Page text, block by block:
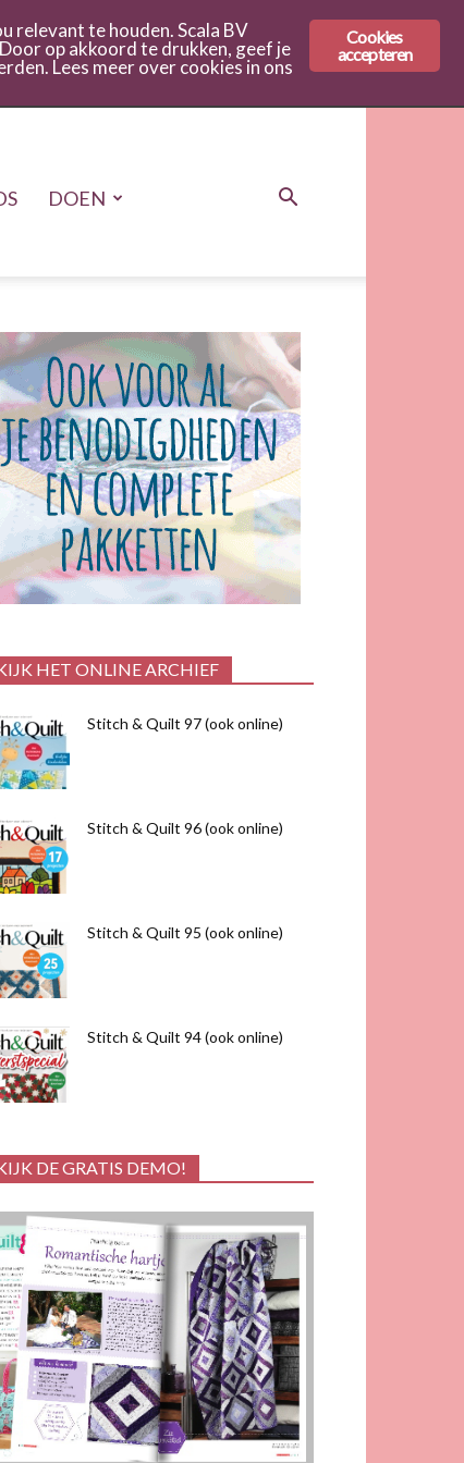
DOEN
HET ONLINE ARCHIEF
Stitch & Quilt 97 (ook online)
Stitch & Quilt 96 (ook online)
Stitch & Quilt 95 (ook online)
Stitch & Quilt 94 (ook online)
DE GRATIS DEMO!
Cookies
accepteren
relevant te houden. Scala BV
op akkoord te drukken, geef je
Lees meer over cookies in ons